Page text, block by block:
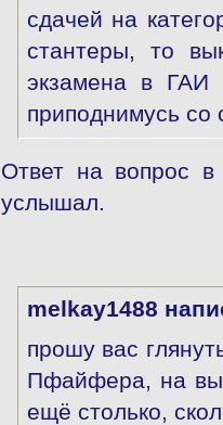
сдачей на
стантеры, то
экзамена в ГАИ
приподнимусь
Ответ на вопрос
услышал.
melkay1488
прошу вас
Пфайфера, на
ещё столько,